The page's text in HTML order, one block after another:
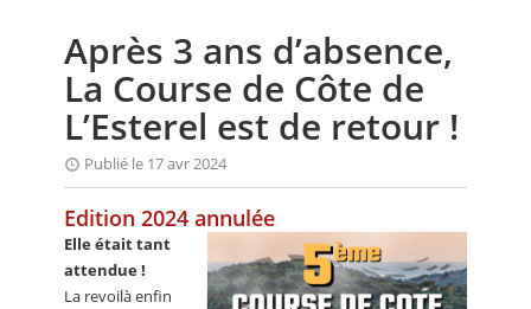
ANNUAIRES
PETITES ANNONCES
Après 3 ans d’absence,
La Course de Côte de
L’Esterel est de retour !
Publié le 17 avr 2024
Edition 2024 annulée
Elle était tant
attendue !
La revoilà enfin